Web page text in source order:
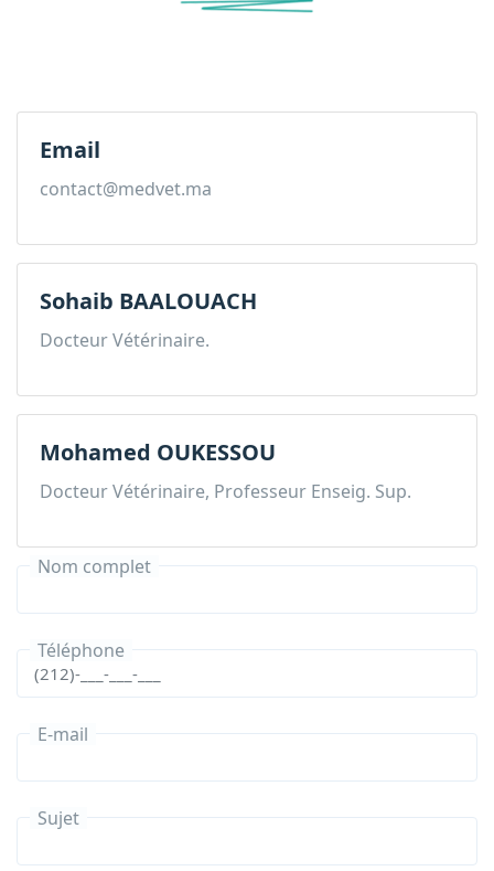
Email
contact@medvet.ma
Sohaib BAALOUACH
Docteur Vétérinaire.
Mohamed OUKESSOU
Docteur Vétérinaire, Professeur Enseig. Sup.
Nom complet
Téléphone
E-mail
Sujet